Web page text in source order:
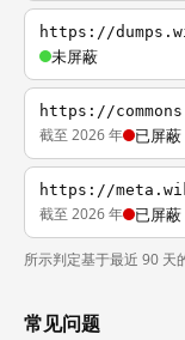
https://
未屏蔽
https://
截至 2026 年 已屏蔽
https://
截至 2026 年 已屏蔽
所示判定基于最近 90 天
常见问题